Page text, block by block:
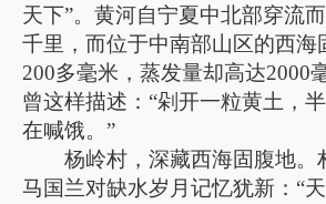
天下”。黄河自宁夏中北部穿流
千里，而位于中南部山区的西海
200多毫米，蒸发量却高达2000
曾这样描述：“剁开一粒黄土，
在喊饿。”
杨岭村，深藏西海固腹地。
马国兰对缺水岁月记忆犹新：“